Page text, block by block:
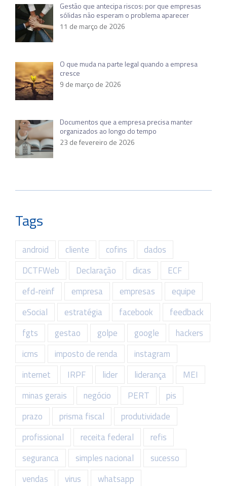
Gestão que antecipa riscos: por que empresas
sólidas não esperam o problema aparecer
11 de março de 2026
O que muda na parte legal quando a empresa
cresce
9 de março de 2026
Documentos que a empresa precisa manter
organizados ao longo do tempo
23 de fevereiro de 2026
Tags
android cliente cofins
dados
DCTFWeb
Declaração dicas
ECF
efd-reinf
empresa empresas
equipe
eSocial
estratégia facebook
feedback
fgts
gestao golpe google
hackers
icms
imposto de renda
instagram
internet
IRPF lider liderança
MEI
minas gerais
negócio PERT
pis
prazo
prisma fiscal
produtividade
profissional
receita federal
refis
seguranca
simples nacional
sucesso
vendas
virus whatsapp